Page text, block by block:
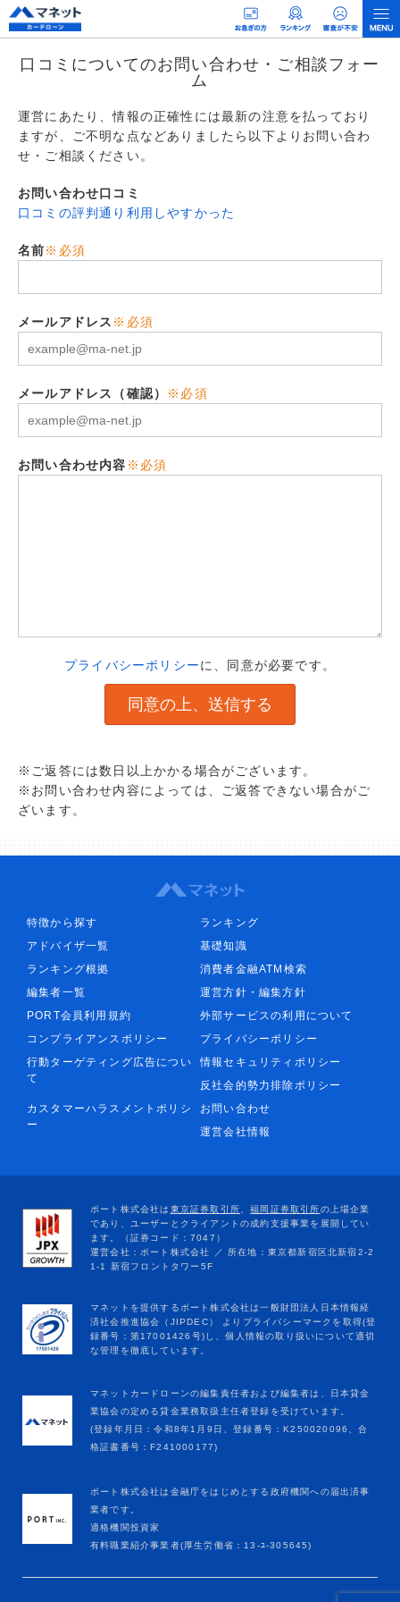
口コミについてのお問い合わせ・ご相談フォー
ム
運営にあたり、情報の正確性には最新の注意を払っており
ますが、ご不明な点などありましたら以下よりお問い合わ
せ・ご相談ください。
お問い合わせ口コミ
口コミの評判通り利用しやすかった
名前※必須
メールアドレス ※必須
メールアドレス（確認） ※必須
お問い合わせ内容 ※必須
プライバシーポリシーに、同意が必要です。
※ご返答には数日以上かかる場合がございます。
※お問い合わせ内容によっては、ご返答できない場合がご
ざいます。
特徴から探す
ランキング
アドバイザ一覧
基礎知識
ランキング根拠
消費者金融ATM検索
編集者一覧
運営方針・編集方針
PORT会員利用規約
外部サービスの利用について
コンプライアンスポリシー
プライバシーポリシー
行動ターゲティング広告につい
て
情報セキュリティポリシー
反社会的勢力排除ポリシー
カスタマーハラスメントポリシ
ー
お問い合わせ
運営会社情報
マネットカードローンの編集責任者および編集者は、日本貸金
業協会の定める貸金業務取扱主任者登録を受けています。
(登録年月日：令和8年1月9日、登録番号：K250020096、合
格証書番号：F241000177)
ポート株式会社は金融庁をはじめとする政府機関への届出済事
業者です。
適格機関投資家
有料職業紹介事業者(厚生労働省：13-ﾕ-305645)